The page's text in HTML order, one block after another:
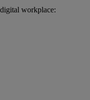
workplace: